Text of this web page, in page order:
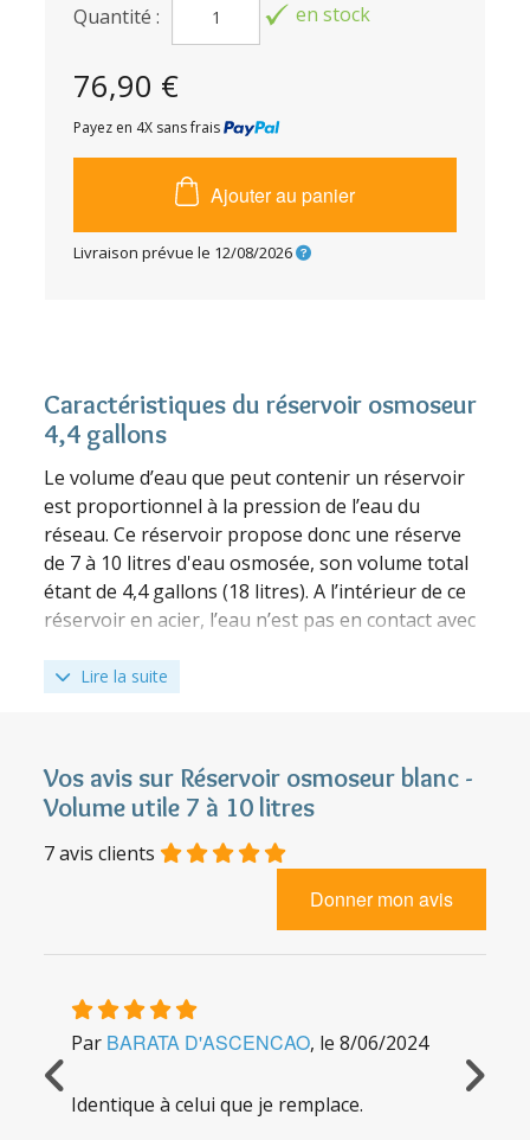
Quantité : en stock
76,90 €
Payez en 4X sans frais
Ajouter au panier
Livraison prévue le 12/08/2026
Caractéristiques du réservoir osmoseur
4,4 gallons
Le volume d’eau que peut contenir un réservoir
est proportionnel à la pression de l’eau du
réseau. Ce réservoir propose donc une réserve
de 7 à 10 litres d'eau osmosée, son volume total
étant de 4,4 gallons (18 litres). A l’intérieur de ce
réservoir en acier, l’eau n’est pas en contact avec
Polypropylène (PP).
son poids de 3,6 kg. Ce réservoir se place sur un
support en plastique, livré en série.
Une fois par an, la pression du réservoir doit être
vérifiée : leréservoir étant vide d'eau, dévisser le
capuchon de la valve à air et regonfler le
Lire la suite
Vos avis sur Réservoir osmoseur blanc -
Volume utile 7 à 10 litres
7avis clients
Donner mon avis
Par BARATA D'ASCENCAO, le8/06/2024
Identique à celui que je remplace.